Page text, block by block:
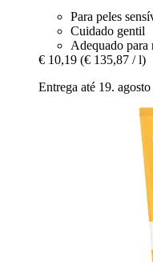
Para peles
Cuidado gentil
Adequado para
€ 10,19 (€ 135,87 / l)
Entrega até 19. agosto